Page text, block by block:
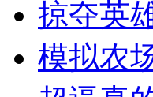
掠夺英
模拟农